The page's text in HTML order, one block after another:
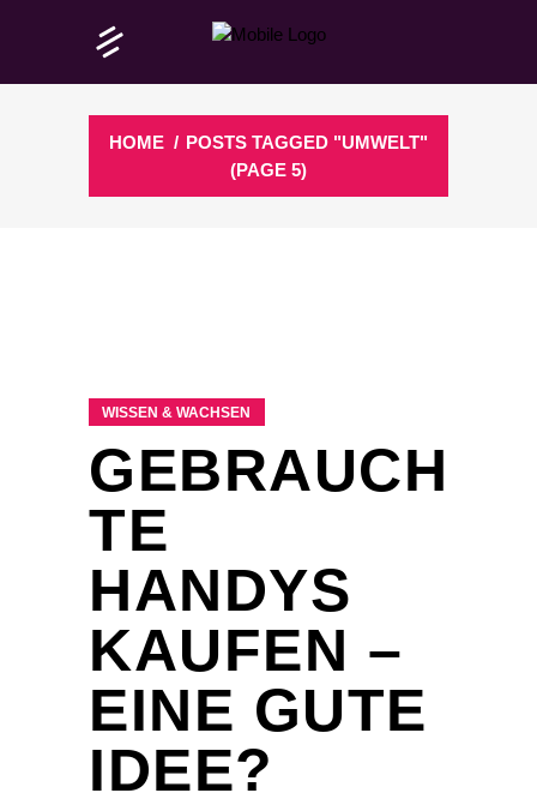
HOME / POSTS TAGGED "UMWELT"
(PAGE 5)
WISSEN & WACHSEN
GEBRAUCH
TE
HANDYS
KAUFEN –
EINE GUTE
IDEE?